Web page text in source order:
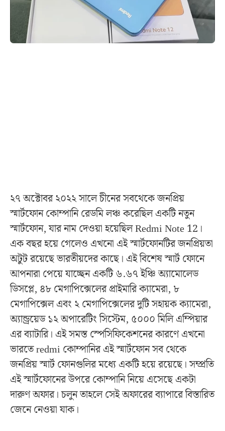
২৭ অক্টোবর ২০২২ সালে চীনের সবথেকে জনপ্রিয়
স্মার্টফোন কোম্পানি রেডমি লঞ্চ করেছিল একটি নতুন
স্মার্টফোন, যার নাম দেওয়া হয়েছিল Redmi Note 12।
এক বছর হয়ে গেলেও এখনো এই স্মার্টফোনটির জনপ্রিয়তা
অটুট রয়েছে ভারতীয়দের কাছে। এই বিশেষ স্মার্ট ফোনে
আপনারা পেয়ে যাচ্ছেন একটি ৬.৬৭ ইঞ্চি অ্যামোলেড
ডিসপ্লে, ৪৮ মেগাপিক্সেলের প্রাইমারি ক্যামেরা, ৮
মেগাপিক্সেল এবং ২ মেগাপিক্সেলের দুটি সহায়ক ক্যামেরা,
অ্যান্ড্রয়েড ১২ অপারেটিং সিস্টেম, ৫০০০ মিলি এম্পিয়ার
এর ব্যাটারি। এই সমস্ত স্পেসিফিকেশনের কারণে এখনো
ভারতে redmi কোম্পানির এই স্মার্টফোন সব থেকে
জনপ্রিয় স্মার্ট ফোনগুলির মধ্যে একটি হয়ে রয়েছে। সম্প্রতি
এই স্মার্টফোনের উপরে কোম্পানি নিয়ে এসেছে একটা
দারুণ অফার। চলুন তাহলে সেই অফারের ব্যাপারে বিস্তারিত
জেনে নেওয়া যাক।